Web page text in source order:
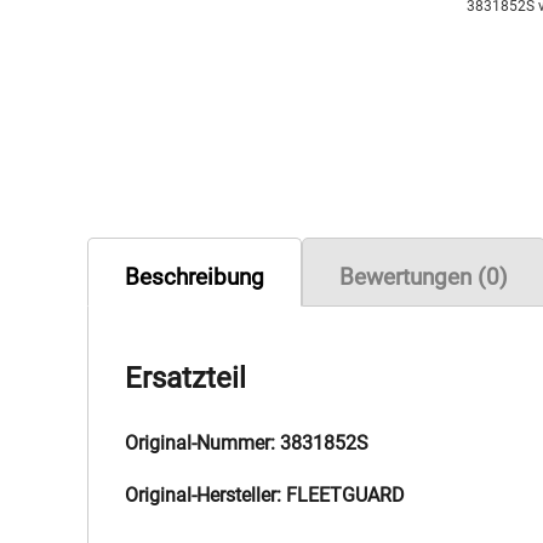
3831852S
Beschreibung
Ersatzteil
Original-Nummer: 3831852S
Original-Hersteller: FLEETGUARD
Bewertungen (0)